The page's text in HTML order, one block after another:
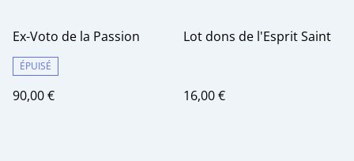
Ex-Voto de la Passion
ÉPUISÉ
90,00 €
Lot dons de l'Esprit Saint
16,00 €